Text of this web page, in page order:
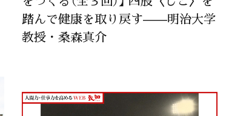
踏んで健康を取り戻す——明治大学
教授・桑森真介